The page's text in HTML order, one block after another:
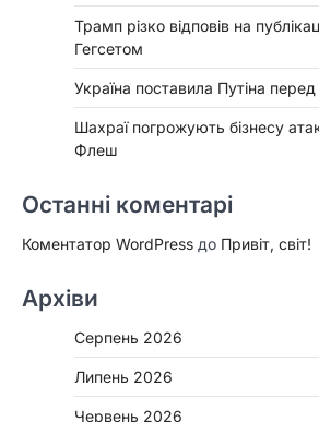
Трамп різко відповів на
Гегсетом
Україна поставила Путіна
Шахраї погрожують бізнесу
Флеш
Останні коментарі
Коментатор WordPress до Привіт, світ!
Архіви
Серпень 2026
Липень 2026
Червень 2026